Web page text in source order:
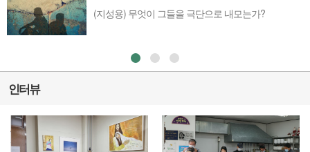
(지성용) 무엇이 그들을 극단으로 내모는가?
인터뷰